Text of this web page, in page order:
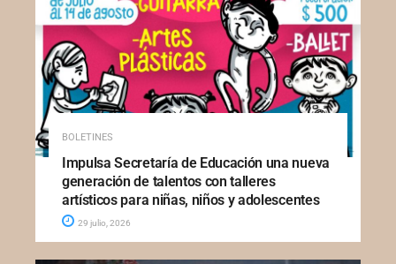
BOLETINES
Impulsa Secretaría de Educación una nueva
generación de talentos con talleres
artísticos para niñas, niños y adolescentes
29 julio, 2026